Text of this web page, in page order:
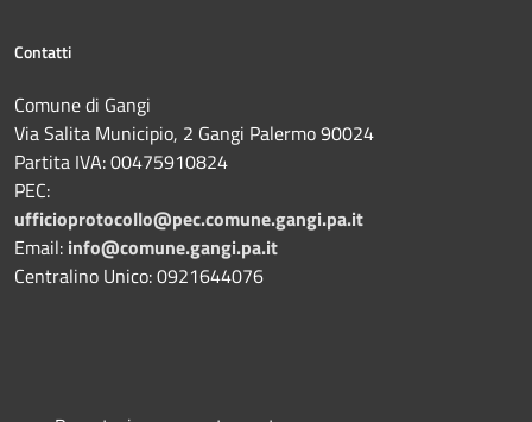
Contatti
Comune di Gangi
Via Salita Municipio, 2 Gangi Palermo 90024
Partita IVA: 00475910824
PEC:
ufficioprotocollo@pec.comune.gangi.pa.it
Email: info@comune.gangi.pa.it
Centralino Unico: 0921644076